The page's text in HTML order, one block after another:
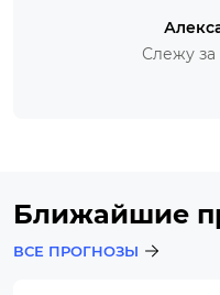
Слежу за
Ближайшие
ВСЕ ПРОГНОЗЫ